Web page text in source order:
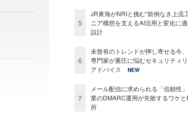
5
JR東海がNRIと挑む“前例なき上流
ニア構想を支えるAI活用と変化に
設計
6
未曾有のトレンドが押し寄せる今
専門家が重圧に悩むセキュリティ
アドバイス
NEW
7
メール配信に求められる「信頼性
業のDMARC運用が失敗するワケ
所